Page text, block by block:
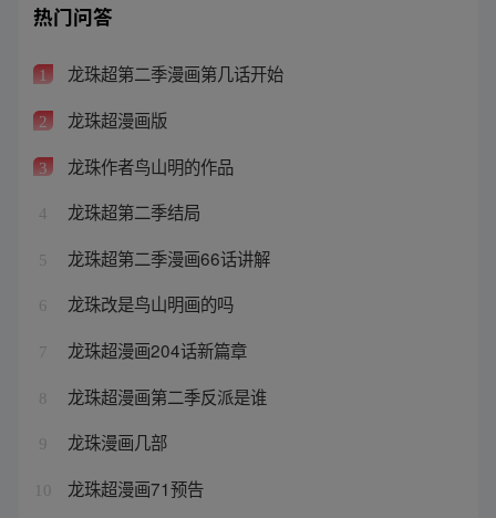
热门问答
1 龙珠超第二季漫画第几话开始
2 龙珠超漫画版
3 龙珠作者鸟山明的作品
4 龙珠超第二季结局
5 龙珠超第二季漫画66话讲解
6 龙珠改是鸟山明画的吗
7 龙珠超漫画204话新篇章
8 龙珠超漫画第二季反派是谁
9 龙珠漫画几部
10 龙珠超漫画71预告